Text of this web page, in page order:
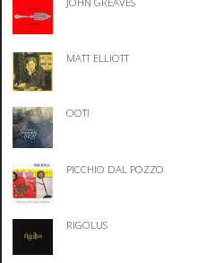
MATT ELLIOTT
OOTI
PICCHIO DAL POZZO
RIGOLUS